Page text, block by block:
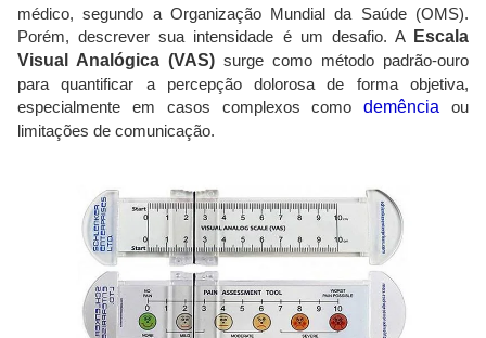
médico, segundo a Organização Mundial da Saúde (OMS).
Porém, descrever sua intensidade é um desafio. A Escala
Visual Analógica (VAS) surge como método padrão-ouro
para quantificar a percepção dolorosa de forma objetiva,
especialmente em casos complexos comodemência ou
limitações de comunicação.